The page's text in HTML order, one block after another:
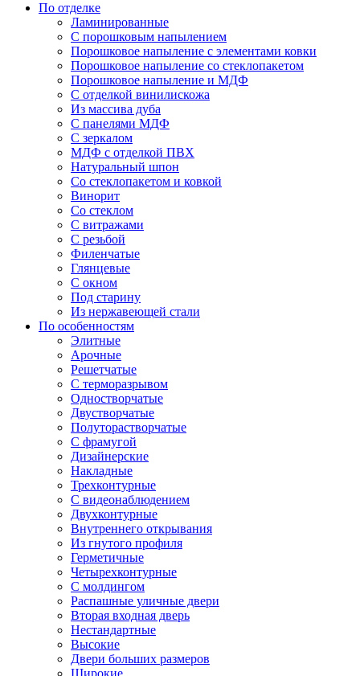
По отделке
Ламинированные
С порошковым напылением
Порошковое напыление с элементами ковки
Порошковое напыление со стеклопакетом
Порошковое напыление и МДФ
С отделкой винилискожа
Из массива дуба
С панелями МДФ
С зеркалом
МДФ с отделкой ПВХ
Натуральный шпон
Со стеклопакетом и ковкой
Винорит
Со стеклом
С витражами
С резьбой
Филенчатые
Глянцевые
С окном
Под старину
Из нержавеющей стали
По особенностям
Элитные
Арочные
Решетчатые
С терморазрывом
Одностворчатые
Двустворчатые
Полуторастворчатые
С фрамугой
Дизайнерские
Накладные
Трехконтурные
С видеонаблюдением
Двухконтурные
Внутреннего открывания
Из гнутого профиля
Герметичные
Четырехконтурные
С молдингом
Распашные уличные двери
Вторая входная дверь
Нестандартные
Высокие
Двери больших размеров